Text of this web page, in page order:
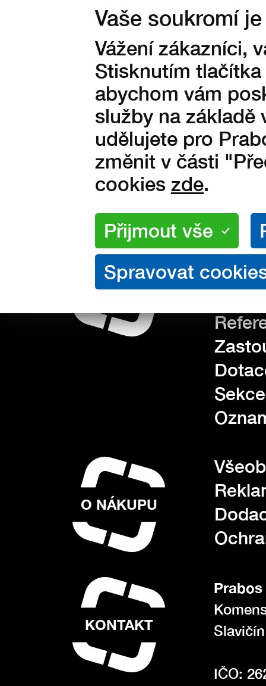
Vaše soukromí
Vážení zákazníci,
Stisknutím
abychom vám
služby na základě
udělujete pro
změnit v části
cookies zde.
Zveřejněno: 12.10.2021
PRODUKTY
Obuv
MENU
O nás
O NÁKUPU
KONTAKT
IČO: